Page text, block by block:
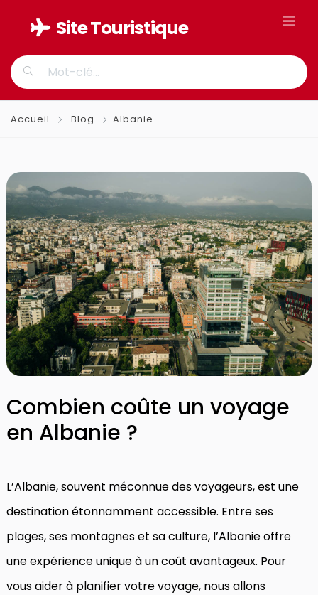
SiteTouristique
Accueil Blog Albanie
Combien coûte un voyage
en Albanie ?
L’Albanie, souvent méconnue des voyageurs, est une
destination étonnamment accessible. Entre ses
plages, ses montagnes et sa culture, l’Albanie offre
une expérience unique à un coût avantageux. Pour
vous aider à planifier votre voyage, nous allons